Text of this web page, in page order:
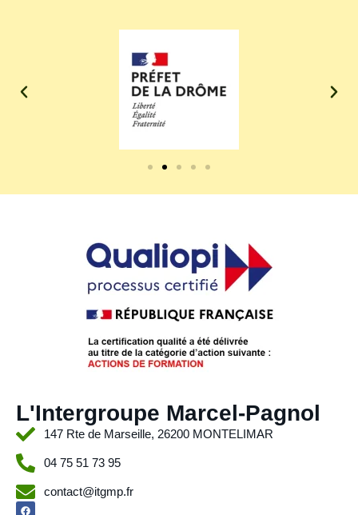
L'Intergroupe Marcel-Pagnol
147 Rte de Marseille, 26200 MONTELIMAR
04 75 51 73 95
contact@itgmp.fr